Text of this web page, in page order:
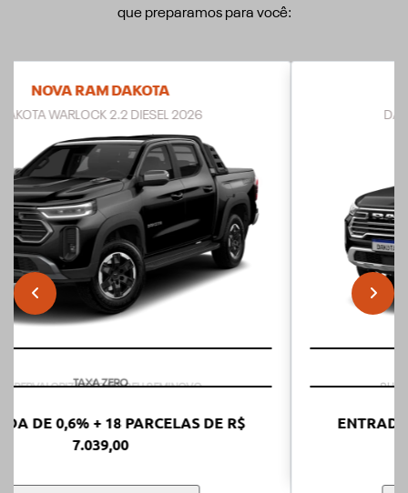
que preparamos para você:
NOVA RAM DAKOTA
DAKOTA LARAMIE 2.2 DIESEL 2026
ENTRADA DE 0,6% + 18 PARCELAS DE R$
templates.template-